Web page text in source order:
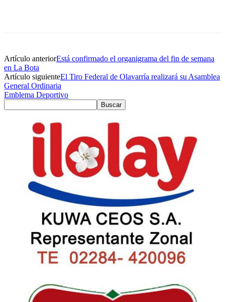
Artículo anteriorEstá confirmado el organigrama del fin de semana
en La Bota
Artículo siguienteEl Tiro Federal de Olavarría realizará su Asamblea
General Ordinaria
Emblema Deportivo